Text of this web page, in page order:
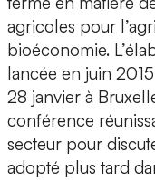
agricoles pour
bioéconomie.
lancée en juin
28 janvier à
conférence
secteur pour
adopté plus tard